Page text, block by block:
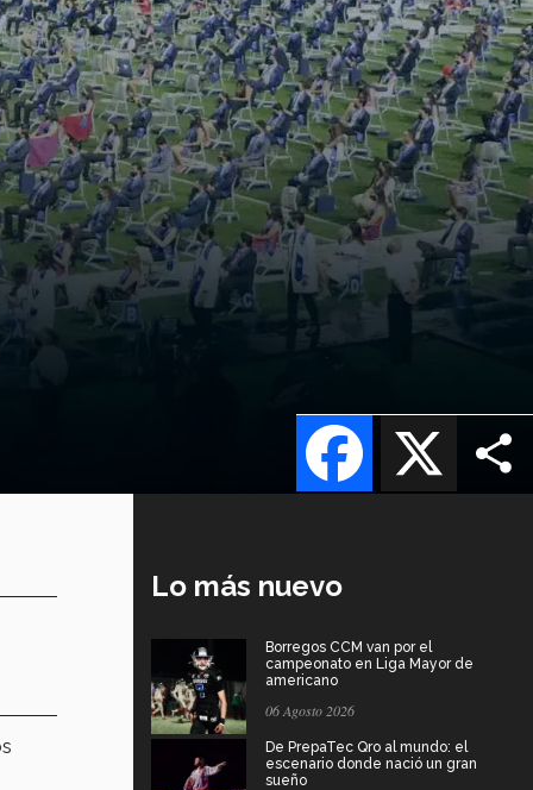
X
Facebook
Lo más nuevo
Borregos CCM van por el
campeonato en Liga Mayor de
americano
06 Agosto 2026
De PrepaTec Qro al mundo: el
escenario donde nació un gran
sueño